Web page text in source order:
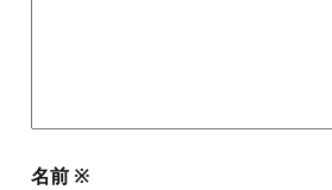
名前 ※